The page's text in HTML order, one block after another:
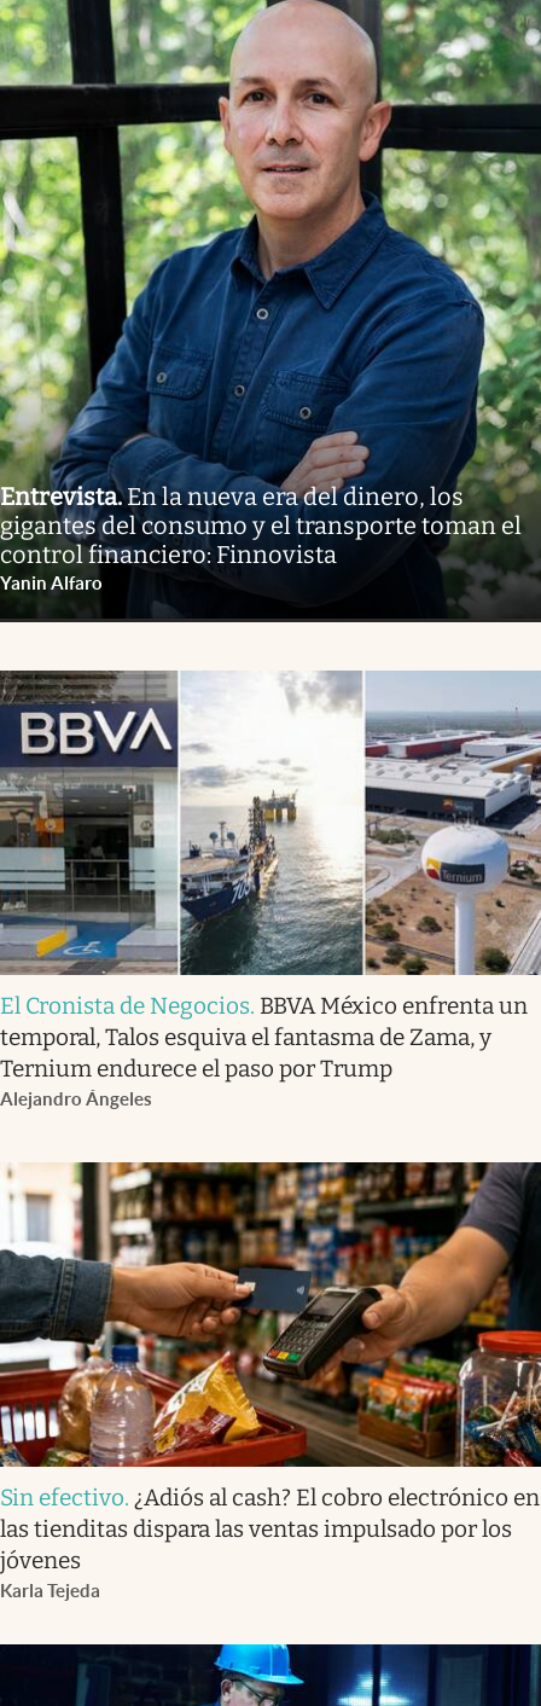
Entrevista.En la nueva era del dinero, los
gigantes del consumo y el transporte toman el
control financiero: Finnovista
Yanin Alfaro
El Cronista de Negocios. BBVA México enfrenta un
temporal, Talos esquiva el fantasma de Zama, y
Ternium endurece el paso por Trump
Alejandro Ángeles
Sin efectivo. ¿Adiós al cash? El cobro electrónico en
las tienditas dispara las ventas impulsado por los
jóvenes
Karla Tejeda